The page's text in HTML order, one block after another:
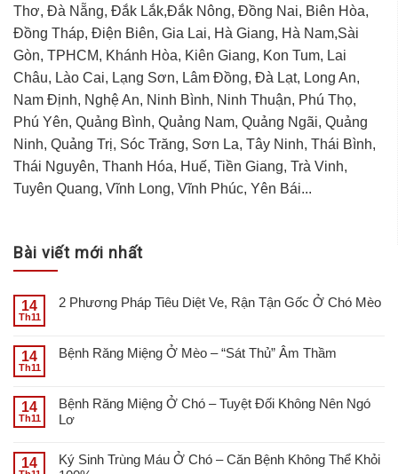
Thơ, Đà Nẵng, Đắk Lắk,Đắk Nông, Đồng Nai, Biên Hòa,
Đồng Tháp, Điện Biên, Gia Lai, Hà Giang, Hà Nam,Sài
Gòn, TPHCM, Khánh Hòa, Kiên Giang, Kon Tum, Lai
Châu, Lào Cai, Lạng Sơn, Lâm Đồng, Đà Lạt, Long An,
Nam Định, Nghệ An, Ninh Bình, Ninh Thuận, Phú Thọ,
Phú Yên, Quảng Bình, Quảng Nam, Quảng Ngãi, Quảng
Ninh, Quảng Trị, Sóc Trăng, Sơn La, Tây Ninh, Thái Bình,
Thái Nguyên, Thanh Hóa, Huế, Tiền Giang, Trà Vinh,
Tuyên Quang, Vĩnh Long, Vĩnh Phúc, Yên Bái...
Bài viết mới nhất
14
Th11
2 Phương Pháp Tiêu Diệt Ve, Rận Tận Gốc Ở Chó Mèo
14
Th11
Bệnh Răng Miệng Ở Mèo – “Sát Thủ” Âm Thầm
14
Th11
Bệnh Răng Miệng Ở Chó – Tuyệt Đối Không Nên Ngó
Lơ
14
Ký Sinh Trùng Máu Ở Chó – Căn Bệnh Không Thể Khỏi